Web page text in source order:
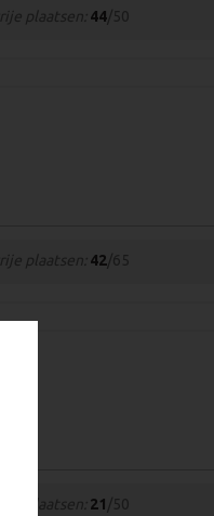
vrije plaatsen: 44/50
vrije plaatsen: 42/65
vrije plaatsen: 21 /50